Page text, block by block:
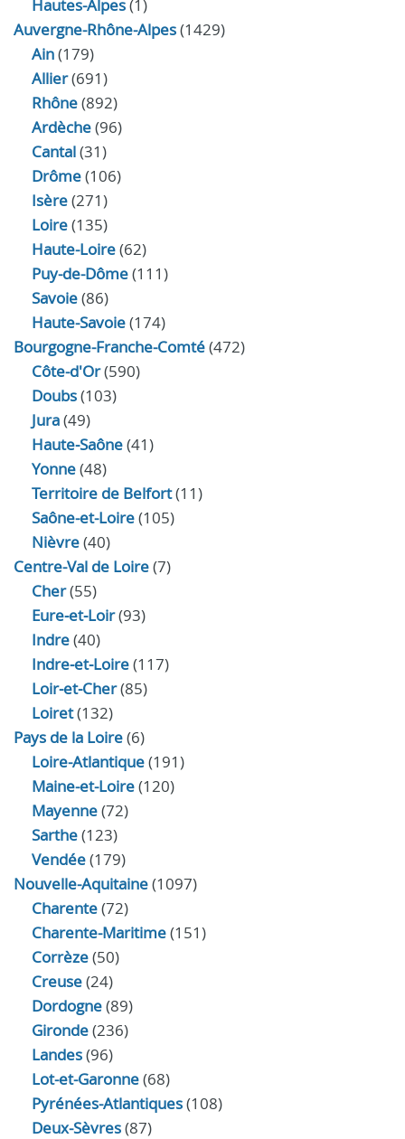
Hautes-Alpes(1)
Auvergne-Rhône-Alpes(1429)
Ain(179)
Allier(691)
Rhône(892)
Ardèche(96)
Cantal(31)
Drôme(106)
Isère(271)
Loire(135)
Haute-Loire(62)
Puy-de-Dôme(111)
Savoie(86)
Haute-Savoie(174)
Bourgogne-Franche-Comté(472)
Côte-d'Or(590)
Doubs(103)
Jura(49)
Haute‑Saône(41)
Yonne(48)
Territoire de Belfort(11)
Saône-et-Loire(105)
Nièvre(40)
Centre-Val de Loire(7)
Cher(55)
Eure‑et‑Loir(93)
Indre(40)
Indre‑et‑Loire(117)
Loir‑et‑Cher(85)
Loiret(132)
Pays de la Loire(6)
Loire-Atlantique(191)
Maine-et-Loire(120)
Mayenne(72)
Sarthe(123)
Vendée(179)
Nouvelle-Aquitaine(1097)
Charente(72)
Charente-Maritime(151)
Corrèze(50)
Creuse(24)
Dordogne(89)
Gironde(236)
Landes(96)
Lot-et-Garonne(68)
Pyrénées-Atlantiques(108)
Deux-Sèvres(87)